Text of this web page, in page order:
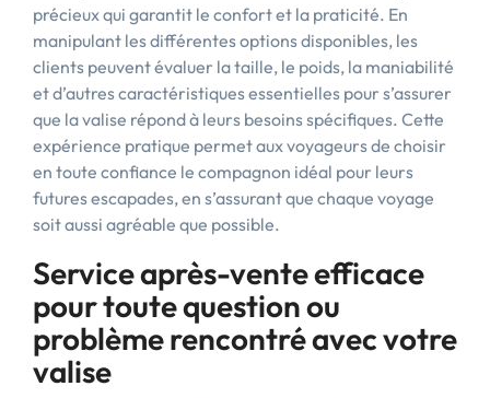
précieux qui garantit le confort et la praticité. En
manipulant les différentes options disponibles, les
clients peuvent évaluer la taille, le poids, la maniabilité
et d’autres caractéristiques essentielles pour s’assurer
que la valise répond à leurs besoins spécifiques. Cette
expérience pratique permet aux voyageurs de choisir
en toute confiance le compagnon idéal pour leurs
futures escapades, en s’assurant que chaque voyage
soit aussi agréable que possible.
Service après-vente efficace
pour toute question ou
problème rencontré avec votre
valise